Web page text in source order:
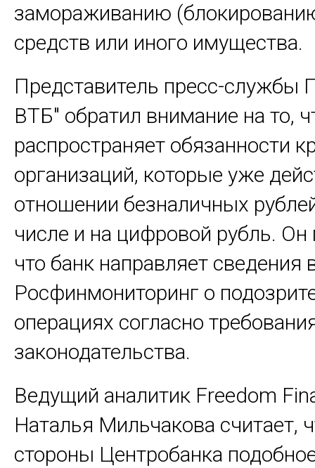
замораживанию
средств или иного имущества.
Представитель пресс-службы
ВТБ" обратил внимание на то,
распространяет обязанности
организаций, которые уже
отношении безналичных
числе и на цифровой рубль. Он
что банк направляет сведения
Росфинмониторинг о
операциях согласно
законодательства.
Ведущий аналитик Freedom
Наталья Мильчакова считает,
стороны Центробанка